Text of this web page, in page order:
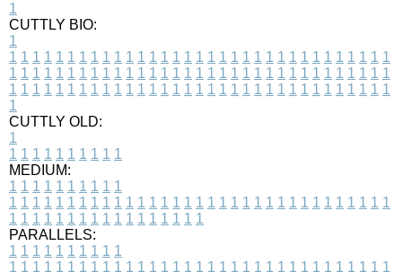
1
CUTTLY BIO:
1
1 1 1 1 1 1 1 1 1 1 1 1 1 1 1 1 1 1 1 1 1 1 1 1 1 1 1 1 1 1 1 1 1
1 1 1 1 1 1 1 1 1 1 1 1 1 1 1 1 1 1 1 1 1 1 1 1 1 1 1 1 1 1 1 1 1
1 1 1 1 1 1 1 1 1 1 1 1 1 1 1 1 1 1 1 1 1 1 1 1 1 1 1 1 1 1 1 1 1
1
CUTTLY OLD:
1
1 1 1 1 1 1 1 1 1 1
MEDIUM:
1 1 1 1 1 1 1 1 1 1
1 1 1 1 1 1 1 1 1 1 1 1 1 1 1 1 1 1 1 1 1 1 1 1 1 1 1 1 1 1 1 1 1
1 1 1 1 1 1 1 1 1 1 1 1 1 1 1 1 1
PARALLELS:
1 1 1 1 1 1 1 1 1 1
1 1 1 1 1 1 1 1 1 1 1 1 1 1 1 1 1 1 1 1 1 1 1 1 1 1 1 1 1 1 1 1 1